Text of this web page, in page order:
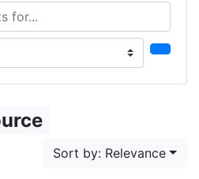
Sort by: Relevance